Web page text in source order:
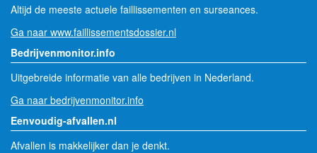
Altijd de meeste actuele faillissementen en surseances.
Ga naar www.faillissementsdossier.nl
Bedrijvenmonitor.info
Uitgebreide informatie van alle bedrijven in Nederland.
Ga naar bedrijvenmonitor.info
Eenvoudig-afvallen.nl
Afvallen is makkelijker dan je denkt.